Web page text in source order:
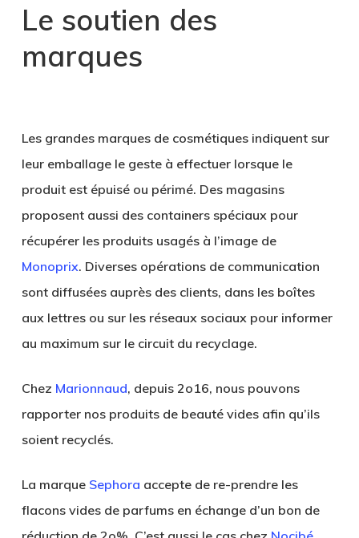
Le soutien des
marques
Les grandes marques de cosmétiques indiquent sur
leur emballage le geste à effectuer lorsque le
produit est épuisé ou périmé. Des magasins
proposent aussi des containers spéciaux pour
récupérer les produits usagés à l’image de
Monoprix. Diverses opérations de communication
sont diffusées auprès des clients, dans les boîtes
aux lettres ou sur les réseaux sociaux pour informer
au maximum sur le circuit du recyclage.
Chez Marionnaud, depuis 2o16, nous pouvons
rapporter nos produits de beauté vides afin qu’ils
soient recyclés.
La marque Sephora accepte de re-prendre les
flacons vides de parfums en échange d’un bon de